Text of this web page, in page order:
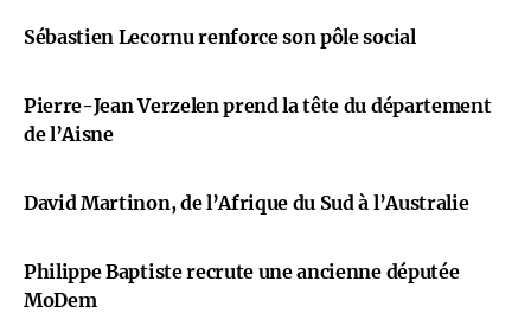
Sébastien Lecornu renforce son pôle social
Pierre-Jean Verzelen prend la tête du département
de l’Aisne
David Martinon, de l’Afrique du Sud à l’Australie
Philippe Baptiste recrute une ancienne députée
MoDem